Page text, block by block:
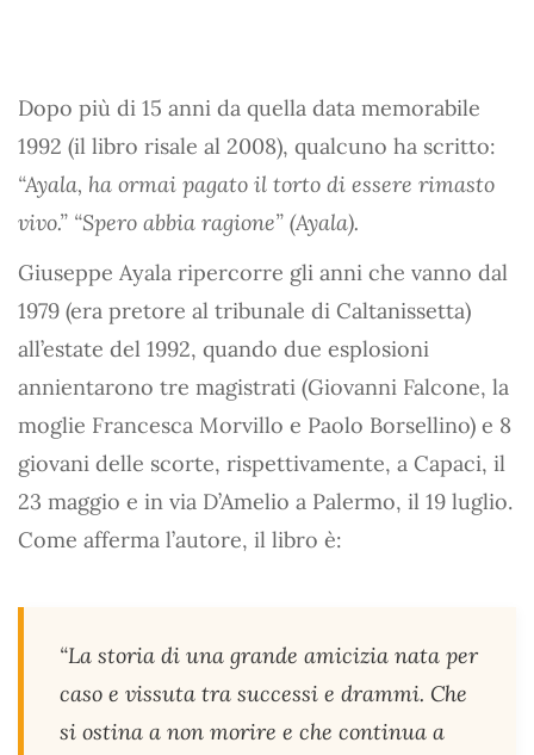
Dopo più di 15 anni da quella data memorabile
1992 (il libro risale al 2008), qualcuno ha scritto:
“Ayala, ha ormai pagato il torto di essere rimasto
vivo.” “Spero abbia ragione” (Ayala).
Giuseppe Ayala ripercorre gli anni che vanno dal
1979 (era pretore al tribunale di Caltanissetta)
all’estate del 1992, quando due esplosioni
annientarono tre magistrati (Giovanni Falcone, la
moglie Francesca Morvillo e Paolo Borsellino) e 8
giovani delle scorte, rispettivamente, a Capaci, il
23 maggio e in via D’Amelio a Palermo, il 19 luglio.
Come afferma l’autore, il libro è:
“La storia di una grande amicizia nata per
caso e vissuta tra successi e drammi. Che
si ostina a non morire e che continua a